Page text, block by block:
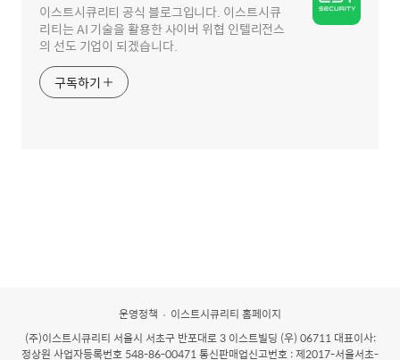
이스트시큐리티 공식 블로그입니다. 이스트시큐
리티는 AI 기술을 활용한 사이버 위협 인텔리전스
의 선도 기업이 되겠습니다.
구독하기
운영정책
이스트시큐리티 홈페이지
(주)이스트시큐리티 서울시 서초구 반포대로 3 이스트빌딩 (우) 06711 대표이사:
정상원 사업자등록번호 548-86-00471 통신판매업신고번호 : 제2017-서울서초-